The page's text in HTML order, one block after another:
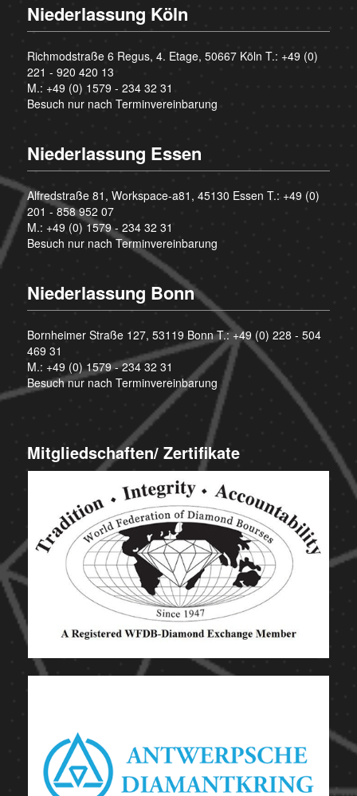
Niederlassung Köln
Richmodstraße 6 Regus, 4. Etage, 50667 Köln T.: +49 (0)
221 - 920 420 13
M.: +49 (0) 1579 - 234 32 31
Besuch nur nach Terminvereinbarung
Niederlassung Essen
Alfredstraße 81, Workspace-a81, 45130 Essen T.: +49 (0)
201 - 858 952 07
M.: +49 (0) 1579 - 234 32 31
Besuch nur nach Terminvereinbarung
Niederlassung Bonn
Bornheimer Straße 127, 53119 Bonn T.:+49 (0) 228 - 504
469 31
M.: +49 (0) 1579 - 234 32 31
Besuch nur nach Terminvereinbarung
Mitgliedschaften/ Zertifikate